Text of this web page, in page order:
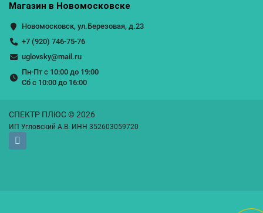
Магазин в Новомосковске
Новомосковск, ул.Березовая, д.23
+7 (920) 746-75-76
uglovsky@mail.ru
Пн-Пт с 10:00 до 19:00
Сб с 10:00 до 16:00
СПЕКТР ПЛЮС © 2026
ИП Угловский А.В. ИНН 352603059720